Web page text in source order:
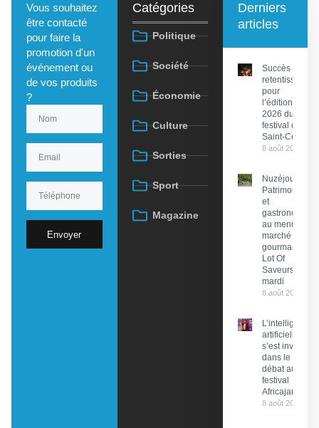
Vous souhaitez
être contacté
pour faire la
promotion d'un
événement ou
de vos produits
?
Envoyer
Catégories
Politique
Société
Économie
Culture
Sorties
Sport
Magazine
Derniers
articles
Succès
retentissant
pour
l’édition
2026 du
festival de
Saint-Céré
8 août 2026
Nuzéjouls :
Patrimoine
et
gastronomie
au menu du
marché
gourmand
Lot Of
Saveurs ce
mardi
8 août 2026
L’intelligence
artificielle
s’est invitée
dans le
débat au
festival
Africajarc
8 août 2026